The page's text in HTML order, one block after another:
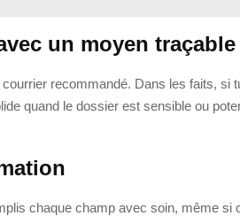
un moyen traçable
recommandé. Dans les faits,
quand le dossier est sensible ou
chaque champ avec soin, même